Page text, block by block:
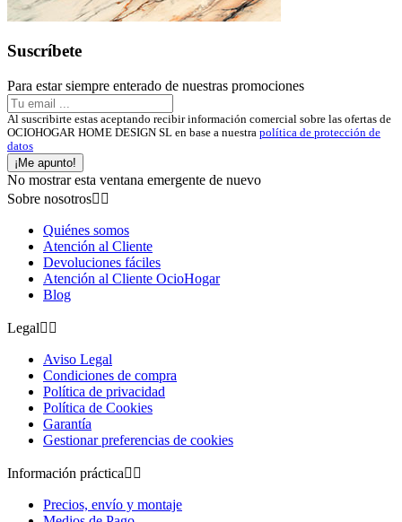
Suscríbete
Para estar siempre enterado de nuestras promociones
Al suscribirte estas aceptando recibir información comercial sobre las ofertas de
OCIOHOGAR HOME DESIGN SL en base a nuestra política de protección de
datos
¡Me apunto!
No mostrar esta ventana emergente de nuevo
Sobre nosotros 
Quiénes somos
Atención al Cliente
Devoluciones fáciles
Atención al Cliente OcioHogar
Blog
Legal 
Aviso Legal
Condiciones de compra
Política de privacidad
Política de Cookies
Garantía
Gestionar preferencias de cookies
Información práctica 
Precios, envío y montaje